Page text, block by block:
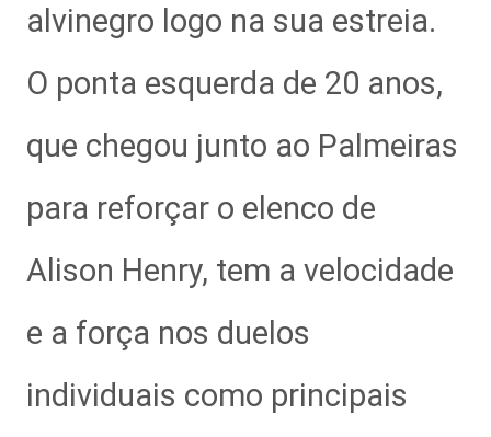
alvinegro logo na sua estreia.
O ponta esquerda de 20 anos,
que chegou junto ao Palmeiras
para reforçar o elenco de
Alison Henry, tem a velocidade
e a força nos duelos
individuais como principais